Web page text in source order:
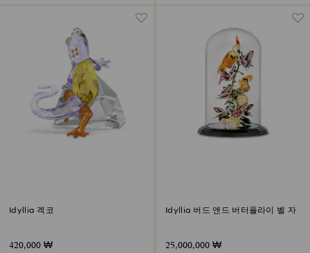
Idyllia 겍코
420,000 ₩
Idyllia 버드 앤드 버터플라이 벨 자
25,000,000 ₩